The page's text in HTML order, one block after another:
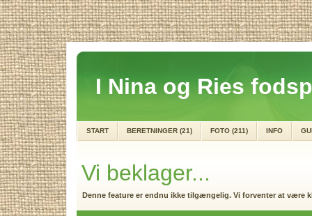
I Nina og Ries
START BERETNINGER (21) FOTO (211) INFO
Vi beklager...
Denne feature er endnu ikke tilgængelig. Vi forventer at være